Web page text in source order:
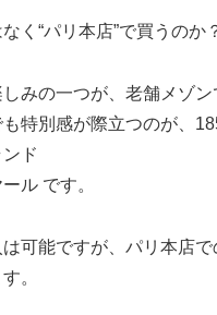
く“パリ本店”で買うのか
みの一つが、老舗メゾ
特別感が際立つのが、
ド
ル です。
は可能ですが、パリ本店
。